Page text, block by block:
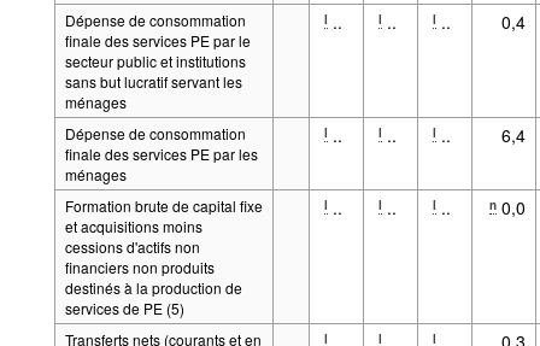
Dépense de consommation
finale des services PE par le
secteur public et institutions
sans but lucratif servant les
ménages
l .. l .. l .. 0,4
Dépense de consommation
finale des services PE par les
ménages
l .. l .. l .. 6,4
Formation brute de capital fixe
et acquisitions moins
cessions d'actifs non
financiers non produits
destinés à la production de
services de PE (5)
l .. l .. l .. n 0,0
Transferts nets (courants et en l l l 0,3